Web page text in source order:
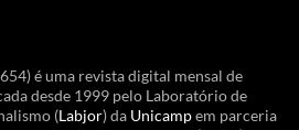
é uma revista digital mensal de
desde 1999 pelo Laboratório de
(Labjor) da Unicampem parceria